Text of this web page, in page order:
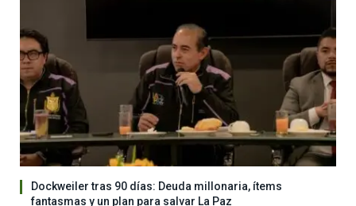
Dockweiler tras 90 días: Deuda millonaria, ítems
fantasmas y un plan para salvar La Paz